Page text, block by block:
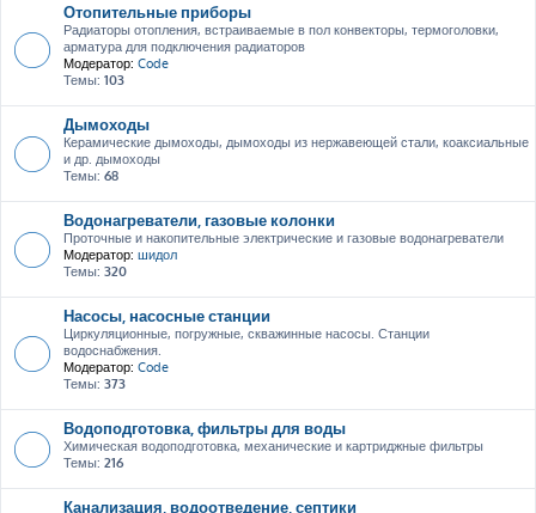
Отопительные приборы
Радиаторы отопления, встраиваемые в пол конвекторы, термоголовки,
арматура для подключения радиаторов
Модератор: Code
Темы: 103
Дымоходы
Керамические дымоходы, дымоходы из нержавеющей стали, коаксиальные
и др. дымоходы
Темы: 68
Водонагреватели, газовые колонки
Проточные и накопительные электрические и газовые водонагреватели
Модератор: шидол
Темы: 320
Насосы, насосные станции
Циркуляционные, погружные, скважинные насосы. Станции
водоснабжения.
Модератор: Code
Темы: 373
Водоподготовка, фильтры для воды
Химическая водоподготовка, механические и картриджные фильтры
Темы: 216
Канализация, водоотведение, септики